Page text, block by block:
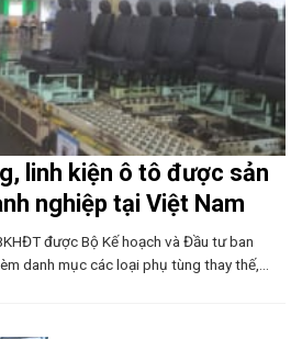
linh kiện ô tô được sản
nghiệp tại Việt Nam
được Bộ Kế hoạch và Đầu tư ban
danh mục các loại phụ tùng thay thế,...